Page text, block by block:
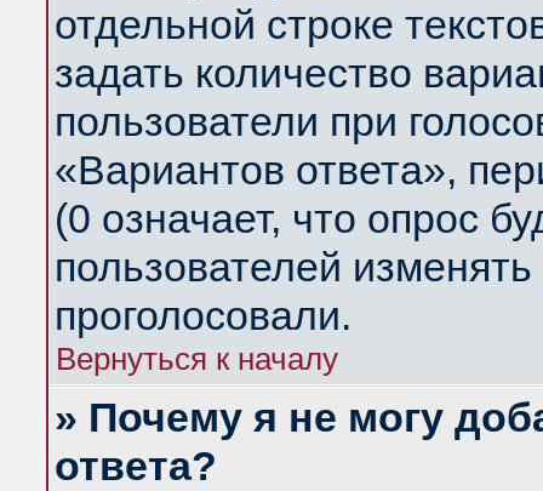
отдельной строке
задать количество
пользователи при
«Вариантов ответа»,
(0 означает, что опрос
пользователей
проголосовали.
Вернуться к началу
» Почему я не могу
ответа?